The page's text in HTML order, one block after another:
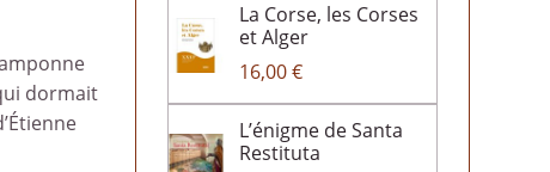
dormait
La Corse, les Corses
et Alger
16,00 €
L’énigme de Santa
Restituta